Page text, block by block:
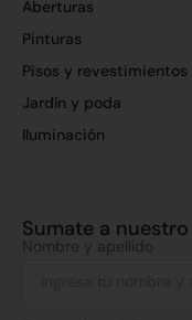
Aberturas
Pinturas
Pisos y revestimientos
Jardín y poda
Iluminación
Sumate a
Nombre y apellido